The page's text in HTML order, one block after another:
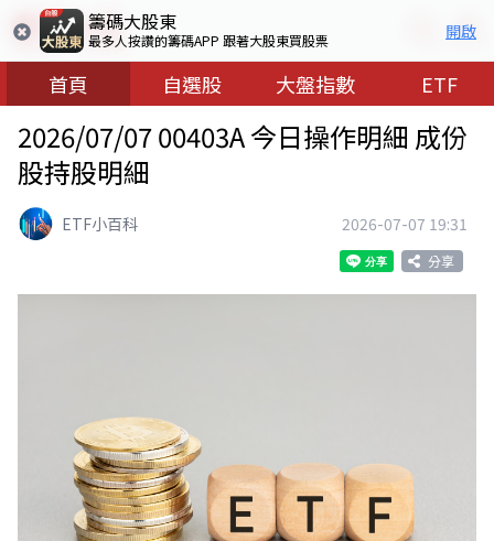
籌碼大股東
最多人按讚的籌碼APP 跟著大股東買股票 開啟
首頁 自選股 大盤指數 ETF
2026/07/07 00403A 今日操作明細 成份
股持股明細
ETF小百科 2026-07-07 19:31
分享